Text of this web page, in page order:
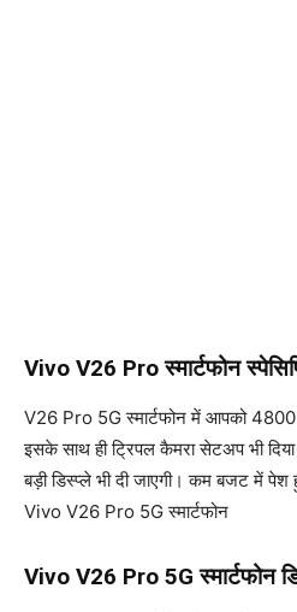
Vivo V26 Pro स्मार्टफोन
V26 Pro 5G स्मार्टफोन में आपको 4800
इसके साथ ही ट्रिपल कैमरा सेटअप भी
बड़ी डिस्प्ले भी दी जाएगी। कम बजट में
Vivo V26 Pro 5G स्मार्टफोन
Vivo V26 Pro 5G स्मार्टफोन